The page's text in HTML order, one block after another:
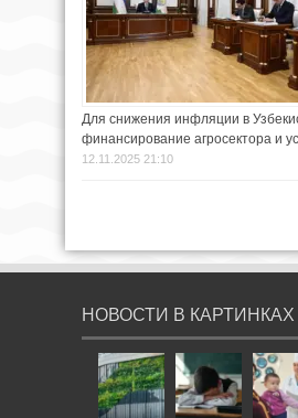
Для снижения инфляции в
финансирование агросектора и
12.11.2025 21:10
НОВОСТИ В КАРТИНКАХ